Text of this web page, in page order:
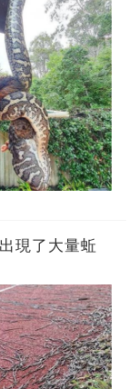
現了大量蚯